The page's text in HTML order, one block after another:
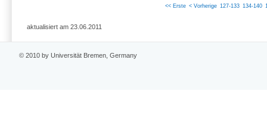
<< Erste < Vorherige 127-133 134-140
aktualisiert am 23.06.2011
© 2010 by Universität Bremen, Germany